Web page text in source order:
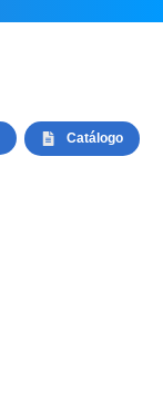
Catálogo